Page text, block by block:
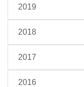
2019
2018
2017
2016